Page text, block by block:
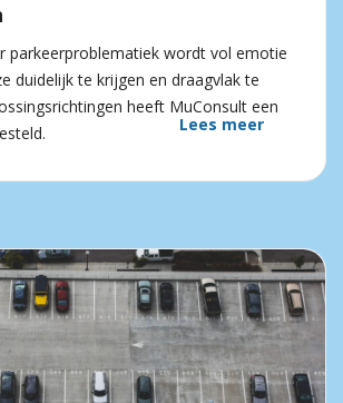
parkeerproblematiek wordt vol emotie
duidelijk te krijgen en draagvlak te
heeft MuConsult een
Lees meer